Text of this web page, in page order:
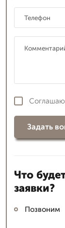
Задать
Что
заявки?
Позвоним